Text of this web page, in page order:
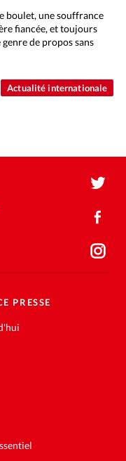
Actualité internationale
boulet, une souffrance
fiancée, et toujours
de propos sans
PRESSE